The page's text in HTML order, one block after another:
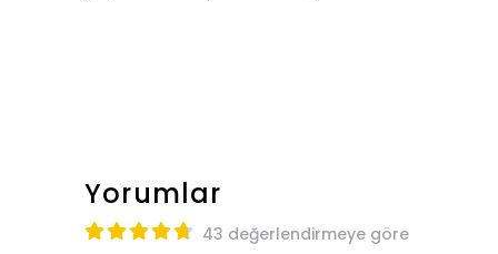
Yorumlar
43 değerlendirmeye göre